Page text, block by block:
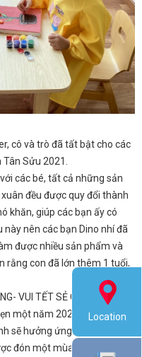
cô và trò đã tất bật cho các
Sửu 2021.
các bé, tất cả những sản
đều được quy đổi thành
khăn, giúp các bạn ấy có
nên các bạn Dino nhí đã
được nhiều sản phẩm và
rằng con đã lớn thêm 1 tuổi,
VUI TẾT SẺ CHIA là
một năm 2021 thật an yên
sẽ hưởng ứng và đồng hành
đón một mùa Xuân thật ý
Location